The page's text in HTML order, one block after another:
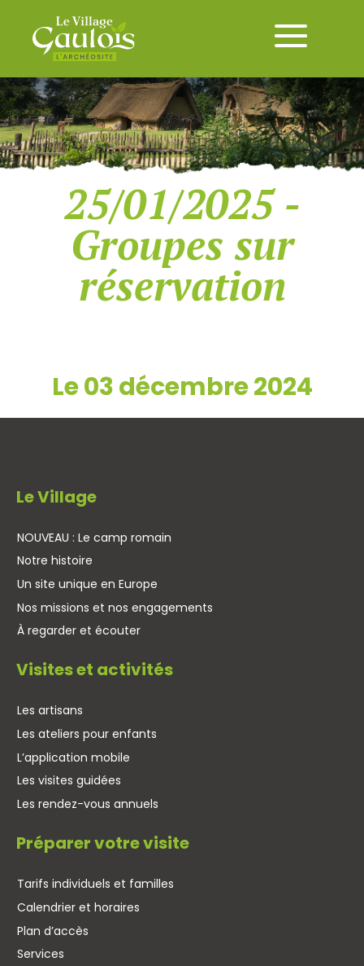
25/01/2025 -
Groupes sur
réservation
Le 03 décembre 2024
Le Village
NOUVEAU : Le camp romain
Notre histoire
Un site unique en Europe
Nos missions et nos engagements
À regarder et écouter
Visites et activités
Les artisans
Les ateliers pour enfants
L’application mobile
Les visites guidées
Les rendez-vous annuels
Préparer votre visite
Tarifs individuels et familles
Calendrier et horaires
Plan d’accès
Services